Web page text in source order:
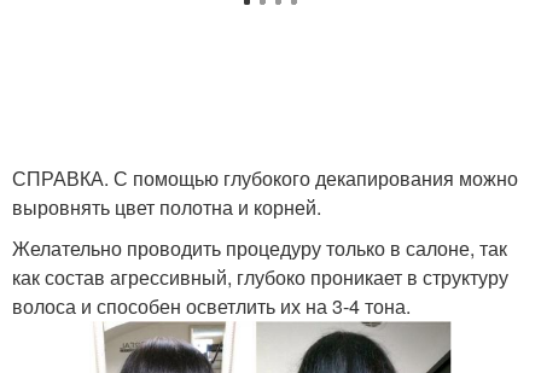
СПРАВКА. С помощью глубокого декапирования можно
выровнять цвет полотна и корней.
Желательно проводить процедуру только в салоне, так
как состав агрессивный, глубоко проникает в структуру
волоса и способен осветлить их на 3-4 тона.